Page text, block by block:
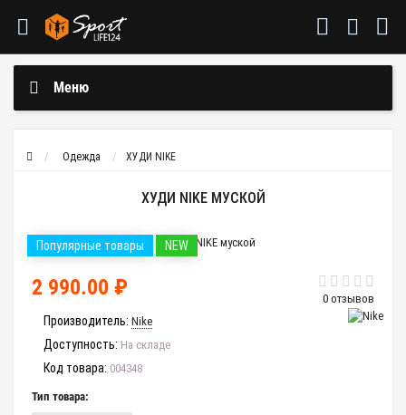
Меню
Одежда ХУДИ NIKE
ХУДИ NIKE МУСКОЙ
Популярные товары NEW
0 отзывов
2 990.00 ₽
Производитель: Nike
Доступность: На складе
Код товара: 004348
Тип товара: